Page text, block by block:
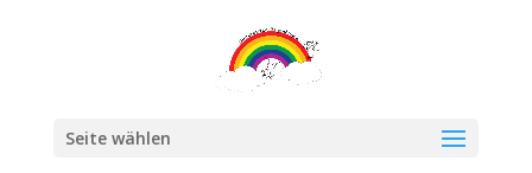
Seite wählen